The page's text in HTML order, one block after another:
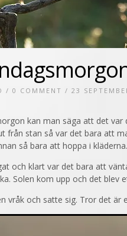
/ 0 COMMENT / 23
kan man säga att det
från stan så var det bara att
så bara att hoppa i kläderna.
och klart var det bara att
Solen kom upp och det blev
vråk och satte sig. Tror det är